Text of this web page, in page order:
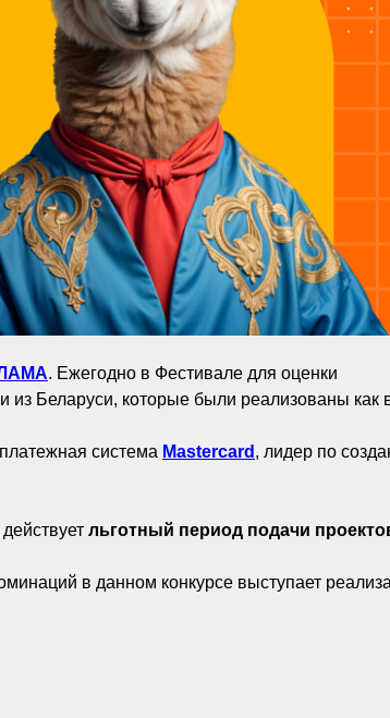
. Ежегодно в Фестивале для оценки
Беларуси, которые были реализованы как
система Mastercard , лидер по
действует льготный период подачи
в данном конкурсе выступает